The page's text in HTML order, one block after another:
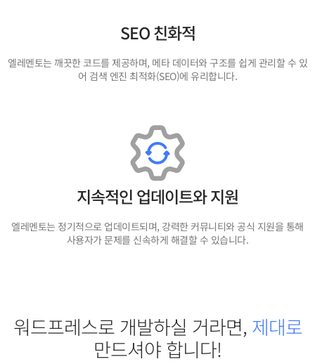
SEO 친화적
엘레멘토는 깨끗한 코드를 제공하며, 메타 데이터와 구조를 쉽게 관리할 수 있
어 검색 엔진 최적화(SEO)에 유리합니다.
지속적인 업데이트와 지원
엘레멘토는 정기적으로 업데이트되며, 강력한 커뮤니티와 공식 지원을 통해
사용자가 문제를 신속하게 해결할 수 있습니다.
워드프레스로 개발하실 거라면, 제대로
만드셔야 합니다!